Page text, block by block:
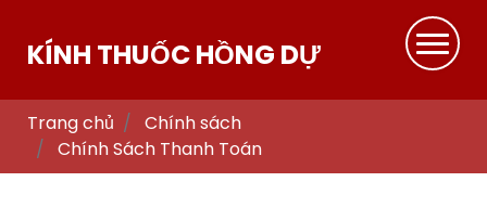
KÍNH THUỐC HỒNG DỰ
Trang chủ
Chính sách
Chính Sách Thanh Toán